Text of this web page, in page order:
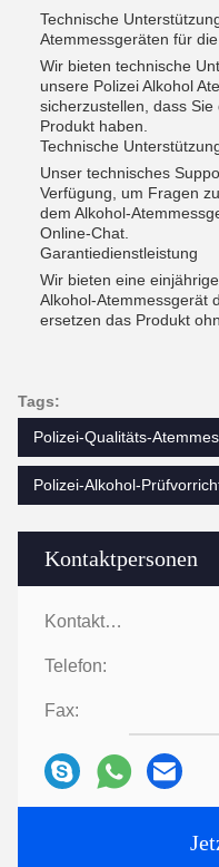
Kontaktpersonen
Kontaktpersonen:
Telefon:
Fax:
Technische
Atemmessgeräten für
Wir bieten technische
unsere Polizei Alkohol
sicherzustellen, dass
Produkt haben.
Technische
Unser technisches
Verfügung, um Fragen
dem Alkohol-
Online-Chat.
Garantiedienstleistung
Wir bieten eine
Alkohol-Atemmessgerät
ersetzen das Produkt
Tags:
Polizei-Qualitäts-
Polizei-Alkohol-